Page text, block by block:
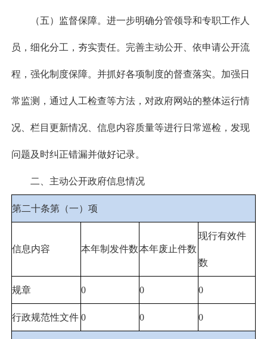
（五）监督保障。进一步明确分管领导和专职工作人
员，细化分工，夯实责任。完善主动公开、依申请公开流
程，强化制度保障。并抓好各项制度的督查落实。加强日
常监测，通过人工检查等方法，对政府网站的整体运行情
况、栏目更新情况、信息内容质量等进行日常巡检，发现
问题及时纠正错漏并做好记录。
二、主动公开政府信息情况
第二十条第（一）项
信息内容 本年制发件数本年废止件数
现行有效件
数
规章 0 0 0
行政规范性文件 0 0 0